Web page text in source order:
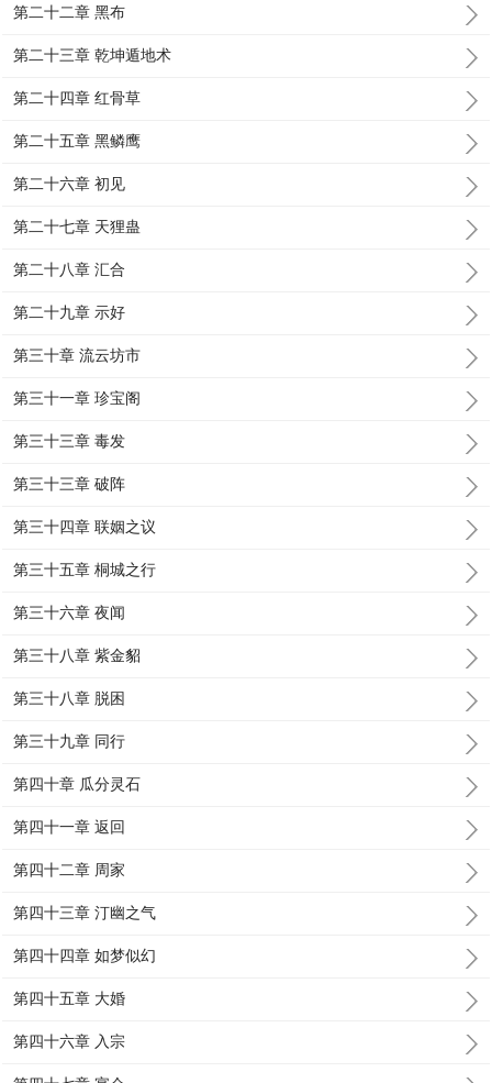
第二十二章 黑布
第二十三章 乾坤遁地术
第二十四章 红骨草
第二十五章 黑鳞鹰
第二十六章 初见
第二十七章 天狸蛊
第二十八章 汇合
第二十九章 示好
第三十章 流云坊市
第三十一章 珍宝阁
第三十三章 毒发
第三十三章 破阵
第三十四章 联姻之议
第三十五章 桐城之行
第三十六章 夜闻
第三十八章 紫金貂
第三十八章 脱困
第三十九章 同行
第四十章 瓜分灵石
第四十一章 返回
第四十二章 周家
第四十三章 汀幽之气
第四十四章 如梦似幻
第四十五章 大婚
第四十六章 入宗